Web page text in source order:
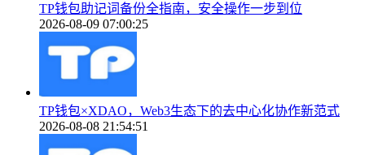
TP钱包助记词备份全指南，安全操作一步到位
2026-08-09 07:00:25
TP钱包×XDAO，Web3生态下的去中心化协作新范式
2026-08-08 21:54:51